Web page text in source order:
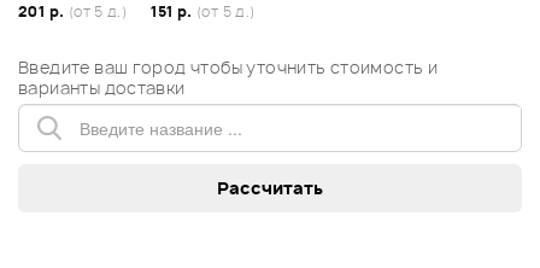
201 р. (от 5 д.)
151 р. (от 5 д.)
Введите ваш город чтобы уточнить стоимость и
варианты доставки